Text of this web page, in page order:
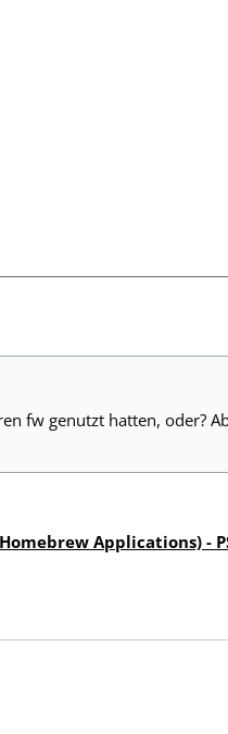
fw genutzt hatten, oder?
Applications) -